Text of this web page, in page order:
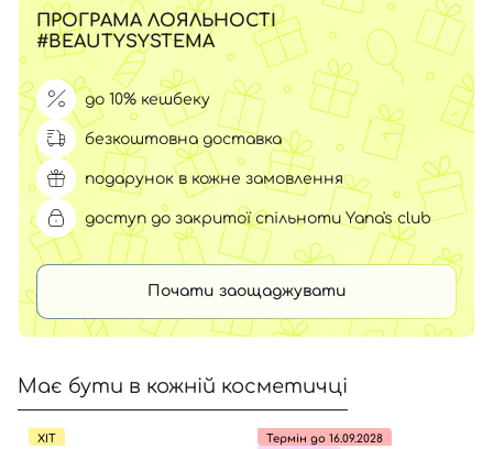
ПРОГРАМА ЛОЯЛЬНОСТІ
#BEAUTYSYSTEMA
до 10% кешбеку
безкоштовна доставка
подарунок в кожне замовлення
доступ до закритої спільноти Yana's club
Почати заощаджувати
Має бути в кожній косметичці
ХІТ
Термін до 16.09.2028